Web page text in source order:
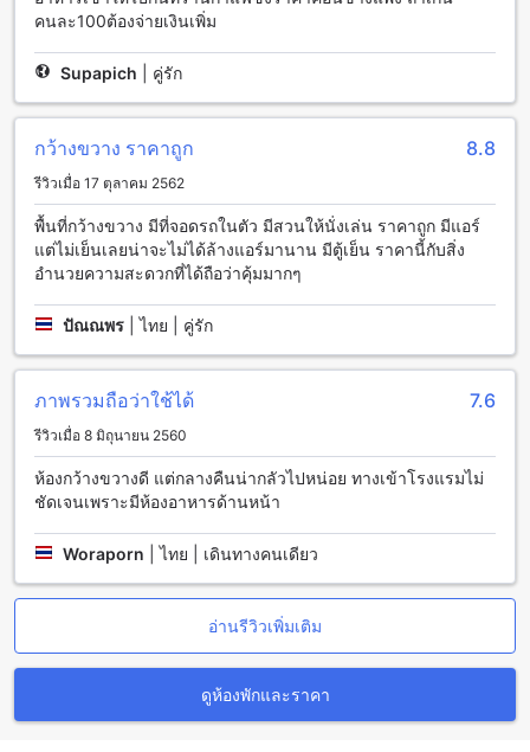
พื้นที่กว้างขวางถึง 45 ตารางเมตร สำหรับคนที่ต้องการพื้นที่ส่วน
ห้อง Standard Double มีพื้นที่ 30 ตารางเมตร มีเตียงคู่หรือเตียง
แต่มีเตียงเดียวเท่านั้น สุดท้ายห้อง Superior มีพื้นที่กว้างขวาง 45
ตารางเมตร มีเตียงคู่หรือเตียงเดียว ทั้งหมดนี้สามารถจองผ่าน
Agoda ได้ง่ายและสะดวกสบาย และยังได้รับราคาที่ดีที่สุด
สุรินทร์: เมืองที่เต็มไปด้วยธรรมชาติและวัฒนธรรม
สุรินทร์เป็นเมืองที่ตั้งอยู่ในภาคตะวันออกเฉียงเหนือของ
ประเทศไทย มีทั้งธรรมชาติที่งดงามและวัฒนธรรมที่เป็น
เอกลักษณ์เฉพาะตัว ที่นี่คุณจะได้พบกับภูเขาที่สูงและทะเลสาบที่
สวยงาม รวมทั้งสถาปัตยกรรมที่มีความเป็นเอกลักษณ์ และ
วัฒนธรรมท้องถิ่นที่น่าสนใจ
สุรินทร์เป็นแหล่งท่องเที่ยวที่น่าสนใจสำหรับคนรักธรรมชาติ ที่นี่มี
สวนป่าและอุทยานแห่งชาติต่างๆ ที่สามารถสำรวจได้อย่างอิสระ
คุณสามารถเดินป่า ขึ้นเขา หรือล่องเรือบนทะเลสาบได้เพื่อสัมผัส
กับความงดงามของธรรมชาติที่นี่
นอกจากนี้ สุรินทร์ยังมีวัฒนธรรมท้องถิ่นที่น่าสนใจอีกมากมาย
เช่น ประเพณีที่มีความเป็นเอกลักษณ์ เช่น ประเพณีประจำเดือน
กับวัฒนธรรมท้องถิ่นและประสบการณ์ที่ไม่เหมือนใครได้อย่าง
แท้จริง
วิธีการเดินทางจากสนามบินสุรินทร์ไปสวนป่า รีสอร์ท (SHA
สวนป่า รีสอร์ท (SHA Extra Plus) เป็นที่พักที่สวยงามและเงียบ
สงบที่ตั้งอยู่ในเมืองสุรินทร์ สุรินทร์ ไทย หากคุณกำลังวางแผนที่จะ
คนละ100ต้องจ่ายเงินเพิ่ม
Supapich คู่รัก
กว้างขวาง ราคาถูก 8.8
รีวิวเมื่อ 17 ตุลาคม 2562
พื้นที่กว้างขวาง มีที่จอดรถในตัว มีสวนให้นั่งเล่น ราคาถูก มีแอร์
แต่ไม่เย็นเลยน่าจะไม่ได้ล้างแอร์มานาน มีตู้เย็น ราคานี้กับสิ่ง
อำนวยความสะดวกที่ได้ถือว่าคุ้มมากๆ
ปัณณพร |ไทย | คู่รัก
ภาพรวมถือว่าใช้ได้ 7.6
รีวิวเมื่อ 8 มิถุนายน 2560
ห้องกว้างขวางดี แต่กลางคืนน่ากลัวไปหน่อย ทางเข้าโรงแรมไม่
ชัดเจนเพราะมีห้องอาหารด้านหน้า
Woraporn |ไทย | เดินทางคนเดียว
อ่านรีวิวเพิ่มเติม
ดูห้องพักและราคา